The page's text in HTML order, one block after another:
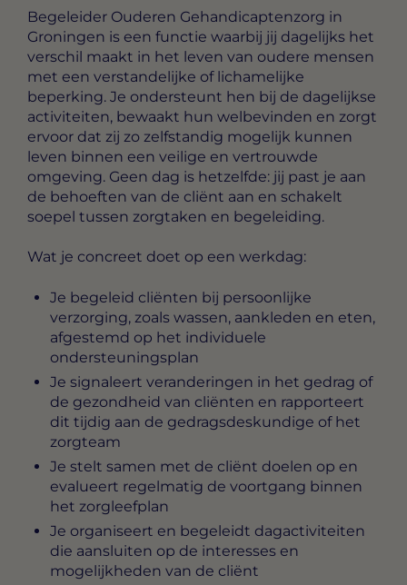
Begeleider Ouderen Gehandicaptenzorg in
Groningen is een functie waarbij jij dagelijks het
verschil maakt in het leven van oudere mensen
met een verstandelijke of lichamelijke
beperking. Je ondersteunt hen bij de dagelijkse
activiteiten, bewaakt hun welbevinden en zorgt
ervoor dat zij zo zelfstandig mogelijk kunnen
leven binnen een veilige en vertrouwde
omgeving. Geen dag is hetzelfde: jij past je aan
de behoeften van de cliënt aan en schakelt
soepel tussen zorgtaken en begeleiding.
Wat je concreet doet op een werkdag:
Je begeleid cliënten bij persoonlijke
verzorging, zoals wassen, aankleden en eten,
afgestemd op het individuele
ondersteuningsplan
Je signaleert veranderingen in het gedrag of
de gezondheid van cliënten en rapporteert
dit tijdig aan de gedragsdeskundige of het
zorgteam
Je stelt samen met de cliënt doelen op en
evalueert regelmatig de voortgang binnen
het zorgleefplan
Je organiseert en begeleidt dagactiviteiten
die aansluiten op de interesses en
mogelijkheden van de cliënt